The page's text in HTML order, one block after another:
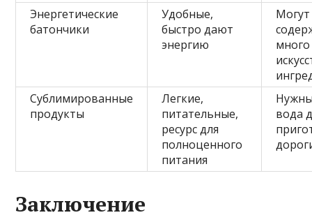
Энергетические
батончики
Удобные,
быстро дают
энергию
Могут
много
Сублимированные
продукты
Легкие,
питательные,
ресурс для
полноценного
питания
вода
Заключение